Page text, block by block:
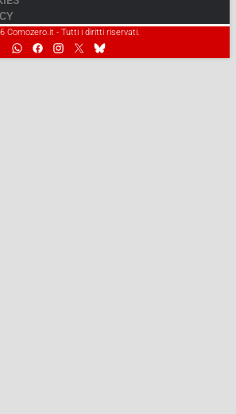
Comozero.it - Tutti i diritti riservati.